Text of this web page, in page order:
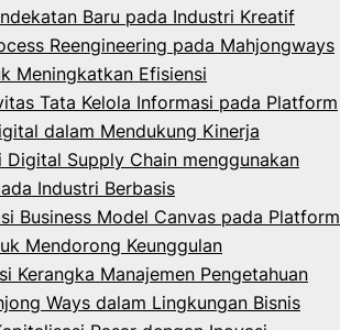
Baru pada Industri Kreatif
Reengineering pada Mahjongways
Meningkatkan Efisiensi
Tata Kelola Informasi pada Platform
dalam Mendukung Kinerja
Digital Supply Chain menggunakan
Industri Berbasis
Business Model Canvas pada Platform
Mendorong Keunggulan
Kerangka Manajemen Pengetahuan
Ways dalam Lingkungan Bisnis